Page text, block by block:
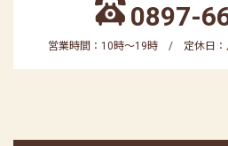
0897-
営業時間：10時～19時 / 定休日：